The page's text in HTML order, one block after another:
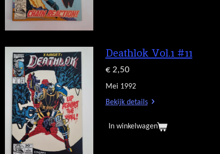
Deathlok Vol.1 #11
€ 2,50
Mei 1992
Bekijk details
In winkelwagen